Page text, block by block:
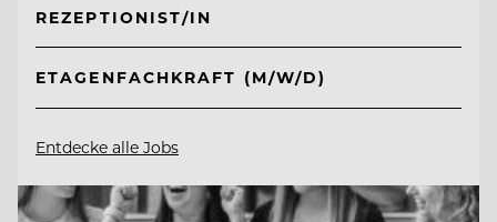
REZEPTIONIST/IN
ETAGENFACHKRAFT (M/W/D)
Entdecke alle Jobs